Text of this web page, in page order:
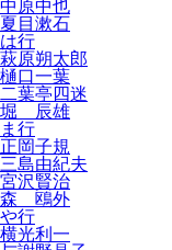
中原中也
夏目漱石
は行
萩原朔太郎
樋口一葉
二葉亭四迷
堀 辰雄
ま行
正岡子規
三島由紀夫
宮沢賢治
森 鴎外
や行
横光利一